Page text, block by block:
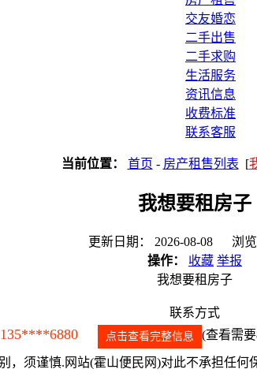
交友婚恋
二手出售
二手求购
生活服务
资讯信息
收费标准
联系客服
当前位置： 首页 - 房产租售列表 [
我想要租房子
更新日期： 2026-08-08 浏览
操作：
收藏 举报
我想要租房子
联系方式
135****6880 点击查看完整信息 (查看需
，须谨慎.网站(霍山便民网)对此不承担任何